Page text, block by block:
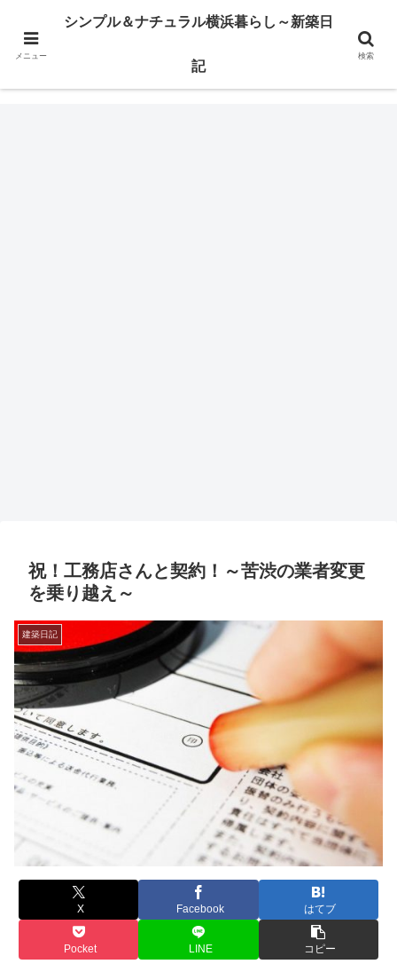
横浜市某区で注文住宅の建築日記とか、ウッドデッキのこととかを書いてます
シンプル＆ナチュラル横浜暮らし～新築日記
祝！工務店さんと契約！～苦渋の業者変更
を乗り越え～
建築日記
X Facebook はてブ
Pocket LINE コピー
メニュー
シンプル＆ナチュラル横浜暮らし～新築日
記
検索